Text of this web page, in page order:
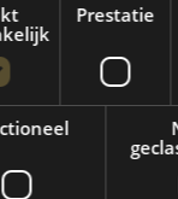
vragen
Prestatie